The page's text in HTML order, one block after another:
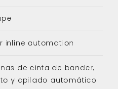
inline automation
de cinta de bander,
y apilado automático